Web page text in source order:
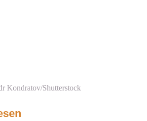
Kondratov/Shutterstock